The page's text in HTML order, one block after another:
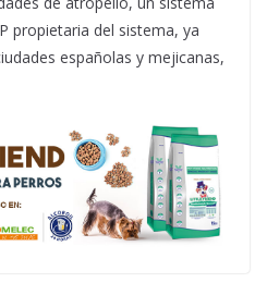
propietaria del sistema, ya
españolas y mejicanas,